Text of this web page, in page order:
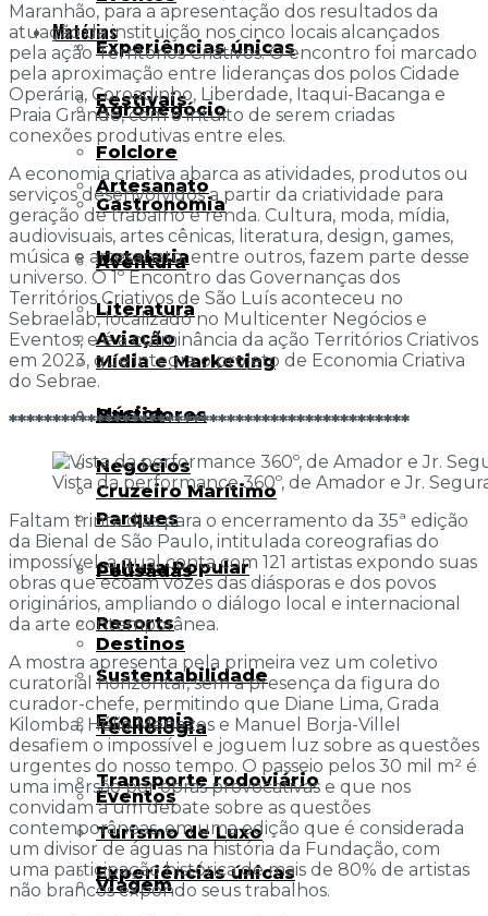
Experiências únicas
Festivais
Folclore
Gastronomia
Hotelaria
Literatura
Mídia e Marketing
Música
Negócios
Parques
Pousadas
Resorts
Sustentabilidade
Tecnologia
Transporte rodoviário
Turismo de Luxo
Viagem
Matérias
Agronegócio
Artesanato
Aventura
Aviação
Bastidores
Cruzeiro Marítimo
Cultura Popular
Destinos
Economia
Eventos
Experiências únicas
Maranhão, para a apresentação dos resultados da
atuação da instituição nos cinco locais alcançados
pela ação Territórios Criativos. O encontro foi marcado
pela aproximação entre lideranças dos polos Cidade
Operária, Coroadinho, Liberdade, Itaqui-Bacanga e
Praia Grande, com o intuito de serem criadas
conexões produtivas entre eles.
A economia criativa abarca as atividades, produtos ou
serviços desenvolvidos a partir da criatividade para
geração de trabalho e renda. Cultura, moda, mídia,
audiovisuais, artes cênicas, literatura, design, games,
música e artesanato, entre outros, fazem parte desse
universo. O 1º Encontro das Governanças dos
Territórios Criativos de São Luís aconteceu no
Sebraelab, localizado no Multicenter Negócios e
Eventos, e é a culminância da ação Territórios Criativos
em 2023, que integra o projeto de Economia Criativa
do Sebrae.
**********************************************
Vista da performance 360º, de Amador e Jr.
Faltam trinta dias para o encerramento da 35ª edição
da Bienal de São Paulo, intitulada coreografias do
impossível, a qual conta com 121 artistas expondo suas
obras que ecoam vozes das diásporas e dos povos
originários, ampliando o diálogo local e internacional
da arte contemporânea.
A mostra apresenta pela primeira vez um coletivo
curatorial horizontal, sem a presença da figura do
curador-chefe, permitindo que Diane Lima, Grada
Kilomba, Hélio Menezes e Manuel Borja-Villel
desafiem o impossível e joguem luz sobre as questões
urgentes do nosso tempo. O passeio pelos 30 mil m² é
uma imersão por obras provocativas e que nos
convidam a um debate sobre as questões
contemporâneas, em uma edição que é considerada
um divisor de águas na história da Fundação, com
uma participação histórica de mais de 80% de artistas
não brancos expondo seus trabalhos.